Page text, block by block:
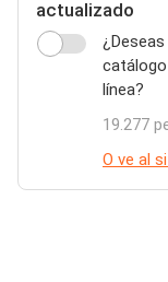
actualizado
línea?
19.277
O ve al